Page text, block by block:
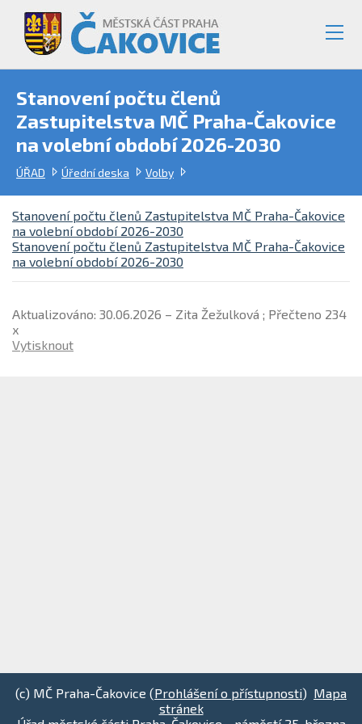
Stanovení počtu členů
Zastupitelstva MČ Praha-Čakovice
na volební období 2026-2030
ÚŘAD Úřední deska Volby
Stanovení počtu členů Zastupitelstva MČ Praha-Čakovice
na volební období 2026-2030
Stanovení počtu členů Zastupitelstva MČ Praha-Čakovice
na volební období 2026-2030
Aktualizováno: 30.06.2026 – Zita Žežulková ; Přečteno 234
x
Vytisknout
(c) MČ Praha-Čakovice (Prohlášení o přístupnosti) Mapa
stránek